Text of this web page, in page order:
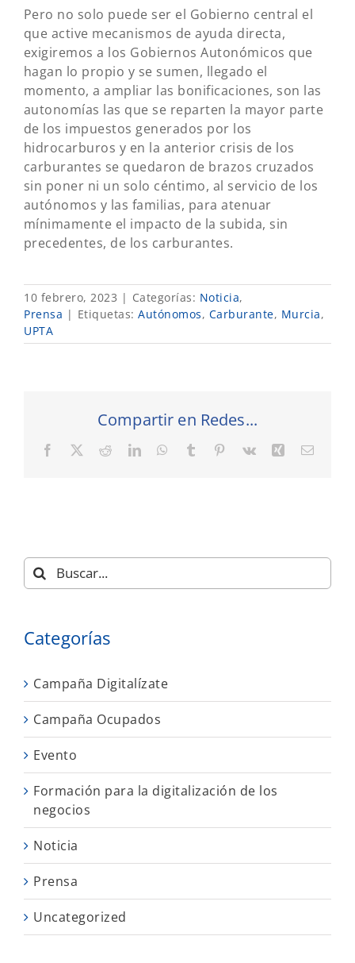
Pero no solo puede ser el Gobierno central el
que active mecanismos de ayuda directa,
exigiremos a los Gobiernos Autonómicos que
hagan lo propio y se sumen, llegado el
momento, a ampliar las bonificaciones, son las
autonomías las que se reparten la mayor parte
de los impuestos generados por los
hidrocarburos y en la anterior crisis de los
carburantes se quedaron de brazos cruzados
sin poner ni un solo céntimo, al servicio de los
autónomos y las familias, para atenuar
mínimamente el impacto de la subida, sin
precedentes, de los carburantes.
10 febrero, 2023 | Categorías: Noticia,
Prensa | Etiquetas: Autónomos, Carburante, Murcia,
UPTA
Compartir en Redes...
Facebook RedditLinkedInWhatsApp
Tumblr Pinterest
Vk XingCorreo
Buscar:
Categorías
Campaña Digitalízate
Campaña Ocupados
Evento
Formación para la digitalización de los
negocios
Noticia
Prensa
Uncategorized